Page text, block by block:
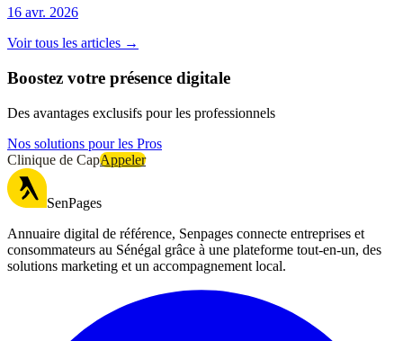
16 avr. 2026
Voir tous les articles →
Boostez votre présence digitale
Des avantages exclusifs pour les professionnels
Nos solutions pour les Pros
Clinique de CapAppeler
SenPages
Annuaire digital de référence, Senpages connecte entreprises et
consommateurs au Sénégal grâce à une plateforme tout-en-un, des
solutions marketing et un accompagnement local.